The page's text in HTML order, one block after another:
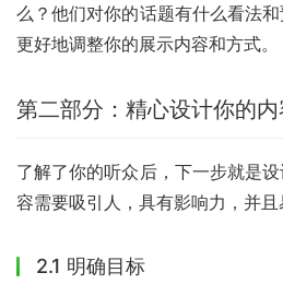
么？他们对你的话题有什么看法
更好地调整你的展示内容和方式。
第二部分：精心设计你的内
了解了你的听众后，下一步就是
容需要吸引人，具有影响力，并且
2.1 明确目标